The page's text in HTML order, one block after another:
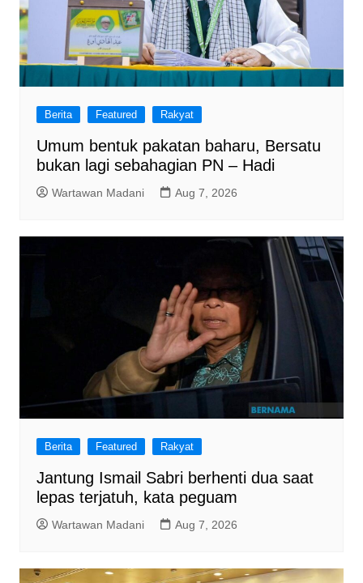
Berita Featured Rakyat
Umum bentuk pakatan baharu, Bersatu
bukan lagi sebahagian PN – Hadi
Wartawan Madani Aug 7, 2026
Berita Featured Rakyat
Jantung Ismail Sabri berhenti dua saat
lepas terjatuh, kata peguam
Wartawan Madani Aug 7, 2026